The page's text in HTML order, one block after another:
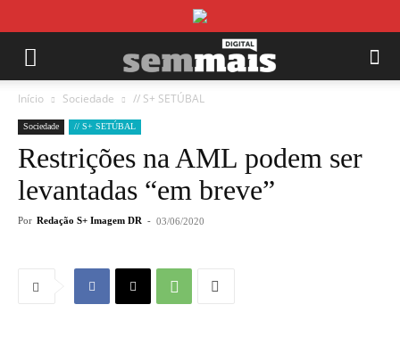
Início Sociedade // S+ SETÚBAL
Sociedade // S+ SETÚBAL
Restrições na AML podem ser
levantadas “em breve”
Por Redação S+ Imagem DR - 03/06/2020